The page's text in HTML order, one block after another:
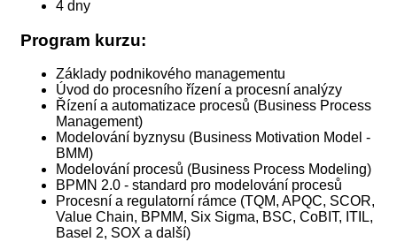
4 dny
Program kurzu:
Základy podnikového managementu
Úvod do procesního řízení a procesní analýzy
Řízení a automatizace procesů (Business Process
Management)
Modelování byznysu (Business Motivation Model -
BMM)
Modelování procesů (Business Process Modeling)
BPMN 2.0 - standard pro modelování procesů
Procesní a regulatorní rámce (TQM, APQC, SCOR,
Value Chain, BPMM, Six Sigma, BSC, CoBIT, ITIL,
Basel 2, SOX a další)